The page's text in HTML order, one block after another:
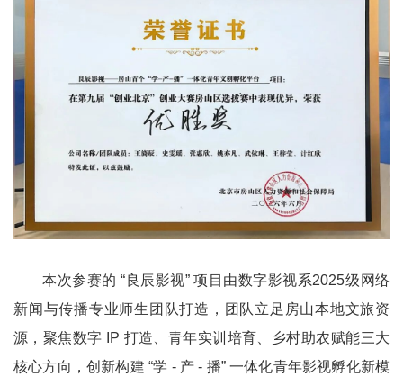
本次参赛的 “良辰影视”项目由数字影视系2025级网络
新闻与传播专业师生团队打造，团队立足房山本地文旅资
源，聚焦数字 IP 打造、青年实训培育、乡村助农赋能三大
核心方向，创新构建 “学 - 产 - 播”一体化青年影视孵化新模